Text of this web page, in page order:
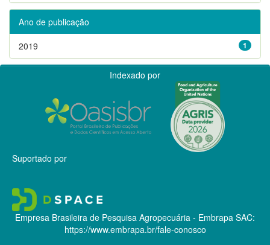
Ano de publicação
1
2019
Indexado por
Suportado por
Empresa Brasileira de Pesquisa Agropecuária - Embrapa SAC:
https://www.embrapa.br/fale-conosco